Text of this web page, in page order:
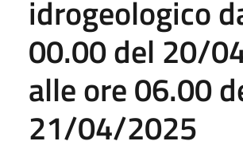
idrogeologico
00.00 del 20/
alle ore 06.00
21/04/2025